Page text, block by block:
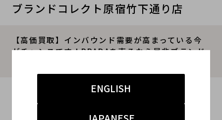
ENGLISH
ブランドコレクト原宿竹下通り店
【高価買取】インバウンド需要が高まっている今
がチャンスです！PRADAを売るなら是非ブランド